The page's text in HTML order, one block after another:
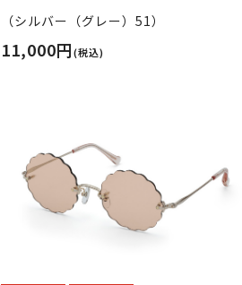
（シルバー（グレー）51）
11,000円(税込)